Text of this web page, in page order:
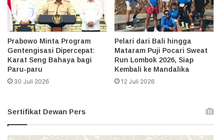
Prabowo Minta Program
Gentengisasi Dipercepat:
Karat Seng Bahaya bagi
Paru-paru
30 Juli 2026
Pelari dari Bali hingga
Mataram Puji Pocari Sweat
Run Lombok 2026, Siap
Kembali ke Mandalika
12 Juli 2026
Sertifikat Dewan Pers